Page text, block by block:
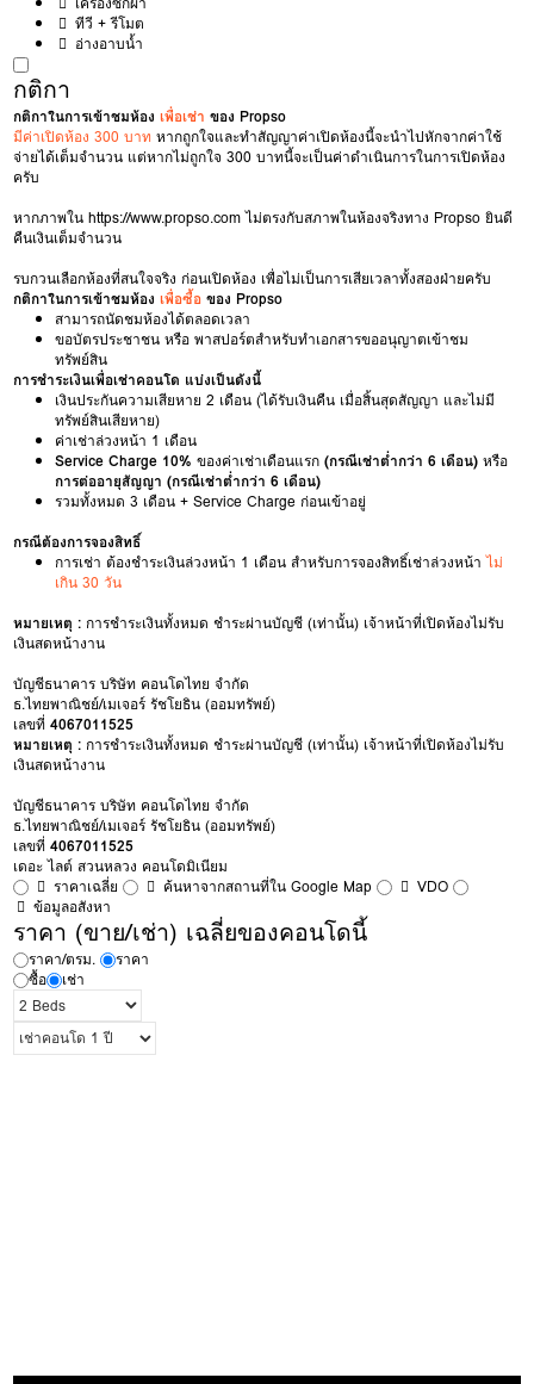
ทีวี + รีโมต
อ่างอาบน้ำ
กติกา
กติกาในการเข้าชมห้องเพื่อเช่า ของ Propso
มีค่าเปิดห้อง 300 บาท หากถูกใจและทำสัญญาค่าเปิดห้องนี้จะนำไปหักจากค่าใช้
จ่ายได้เต็มจำนวน แต่หากไม่ถูกใจ 300 บาทนี้จะเป็นค่าดำเนินการในการเปิดห้อง
ครับ
หากภาพในhttps://www.propso.comไม่ตรงกับสภาพในห้องจริงทาง Propso ยินดี
คืนเงินเต็มจำนวน
รบกวนเลือกห้องที่สนใจจริง ก่อนเปิดห้อง เพื่อไม่เป็นการเสียเวลาทั้งสองฝ่ายครับ
กติกาในการเข้าชมห้องเพื่อซื้อ ของ Propso
สามารถนัดชมห้องได้ตลอดเวลา
ขอบัตรประชาชน หรือ พาสปอร์ตสำหรับทำเอกสารขออนุญาตเข้าชม
ทรัพย์สิน
การชำระเงินเพื่อเช่าคอนโด แบ่งเป็นดังนี้
เงินประกันความเสียหาย 2 เดือน (ได้รับเงินคืน เมื่อสิ้นสุดสัญญา และไม่มี
ทรัพย์สินเสียหาย)
ค่าเช่าล่วงหน้า 1 เดือน
Service Charge 10% ของค่าเช่าเดือนแรก(กรณีเช่าต่ำกว่า 6 เดือน) หรือ
การต่ออายุสัญญา (กรณีเช่าต่ำกว่า 6 เดือน)
รวมทั้งหมด 3 เดือน + Service Charge ก่อนเข้าอยู่
กรณีต้องการจองสิทธิ์
การเช่า ต้องชำระเงินล่วงหน้า 1 เดือน สำหรับการจองสิทธิ์เช่าล่วงหน้าไม่
เกิน 30 วัน
หมายเหตุ : การชำระเงินทั้งหมด ชำระผ่านบัญชี (เท่านั้น) เจ้าหน้าที่เปิดห้องไม่รับ
เงินสดหน้างาน
บัญชีธนาคาร บริษัท คอนโดไทย จำกัด
ธ.ไทยพาณิชย์/เมเจอร์ รัชโยธิน (ออมทรัพย์)
เลขที่4067011525
หมายเหตุ : การชำระเงินทั้งหมด ชำระผ่านบัญชี (เท่านั้น) เจ้าหน้าที่เปิดห้องไม่รับ
เงินสดหน้างาน
บัญชีธนาคาร บริษัท คอนโดไทย จำกัด
ธ.ไทยพาณิชย์/เมเจอร์ รัชโยธิน (ออมทรัพย์)
เลขที่4067011525
เดอะ ไลต์ สวนหลวง คอนโดมิเนียม
ราคาเฉลี่ย
ค้นหาจากสถานที่ใน Google Map
VDO
ข้อมูลอสังหา
ราคา (ขาย/เช่า) เฉลี่ยของคอนโดนี้
ราคา/ตรม.
ราคา
ซื้อ
เช่า